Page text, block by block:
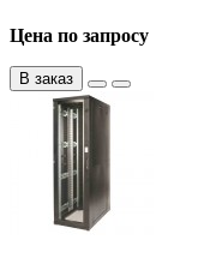
Цена по запросу
В заказ